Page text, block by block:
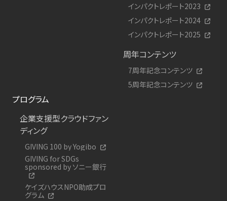
インパクトレポート2023
インパクトレポート2024
インパクトレポート2025
周年コンテンツ
7周年記念コンテンツ
5周年記念コンテンツ
プログラム
企業支援型クラウドファン
ディング
GIVING 100 by Yogibo
GIVING for SDGs
sponsored by ソニー銀行
ケイズハウスNPO助成プロ
グラム